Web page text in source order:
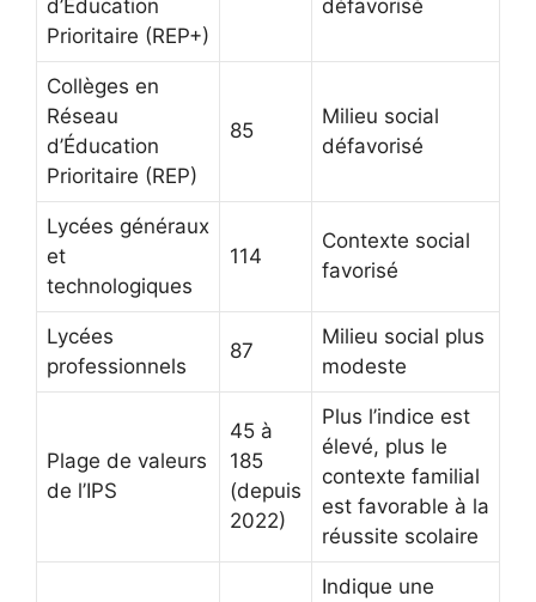
d’Éducation
Prioritaire (REP+)
défavorisé
Collèges en
Réseau
d’Éducation
Prioritaire (REP)
85
Milieu social
défavorisé
Lycées généraux
et
technologiques
114
Contexte social
favorisé
Lycées
professionnels
87
Milieu social plus
modeste
Plage de valeurs
de l’IPS
45 à
185
(depuis
2022)
Plus l’indice est
élevé, plus le
contexte familial
est favorable à la
réussite scolaire
Indique une